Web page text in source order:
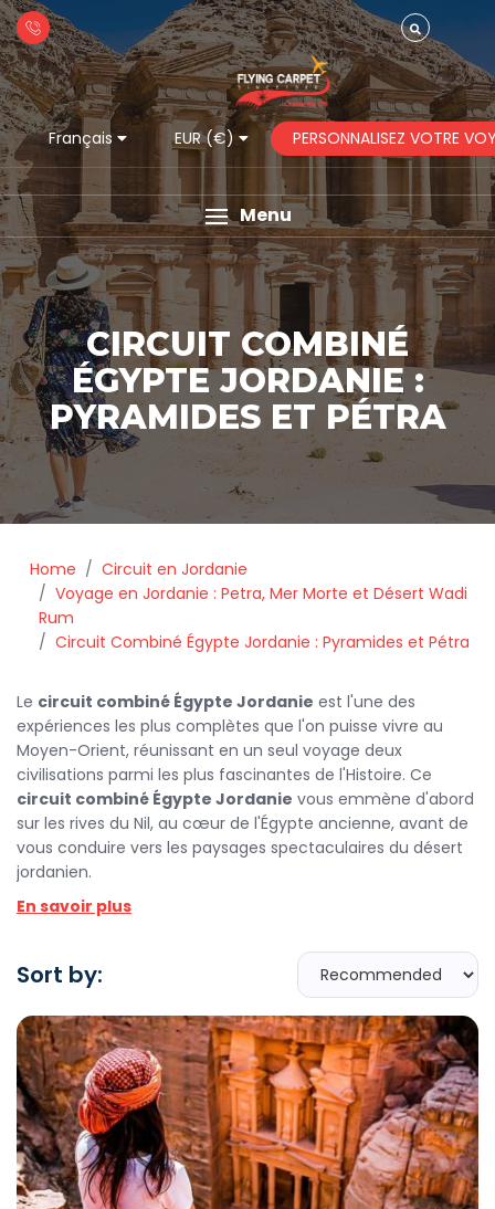
Français EUR (€) PERSONNALISEZ VOTRE
Menu
CIRCUIT COMBINÉ
ÉGYPTE JORDANIE :
PYRAMIDES ET PÉTRA
Home
Circuit en Jordanie
Voyage en Jordanie : Petra, Mer Morte et Désert Wadi
Rum
Circuit Combiné Égypte Jordanie : Pyramides et Pétra
Le circuit combiné Égypte Jordanie est l'une des
expériences les plus complètes que l'on puisse vivre au
Moyen-Orient, réunissant en un seul voyage deux
civilisations parmi les plus fascinantes de l'Histoire. Ce
circuit combiné Égypte Jordanie vous emmène d'abord
sur les rives du Nil, au cœur de l'Égypte ancienne, avant de
vous conduire vers les paysages spectaculaires du désert
jordanien.
En Égypte, vous découvrirez les
Une croisière sur le Nil entre
et
permettra d'explorer la
Vallée des Rois , letemple de Karnak
et les temples de Philae, témoins de la grandeur des
pharaons. LeMusée égyptienet le marché animé deKhan
El-Khalilicomplètent cette immersion dans la culture
égyptienne.
La seconde partie de votrecircuit combiné Égypte
Jordanievous conduit en Jordanie, où vous attendPétra,
la cité nabatéenne sculptée dans la roche rose, classée
parmi les nouvelles merveilles du monde. Vous traverserez
En savoir plus
Sort by: